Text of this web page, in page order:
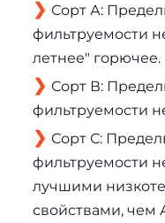
Сорт А:
фильтруемости
летнее" горючее.
Сорт В:
фильтруемости
Сорт С:
фильтруемости
лучшими
свойствами, чем